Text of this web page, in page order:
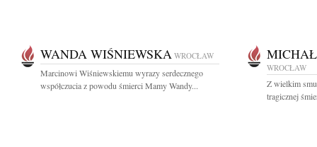
WANDA WIŚNIEWSKA WROCŁAW
Marcinowi Wiśniewskiemu wyrazy serdecznego
współczucia z powodu śmierci Mamy Wandy...
WROCŁAW
Z wielkim
tragicznej